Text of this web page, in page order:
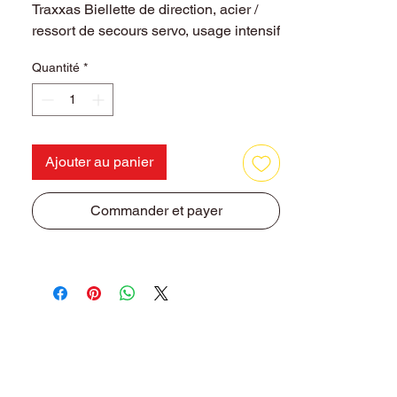
Traxxas Biellette de direction, acier /
ressort de secours servo, usage intensif
Quantité *
Ajouter au panier
Commander et payer